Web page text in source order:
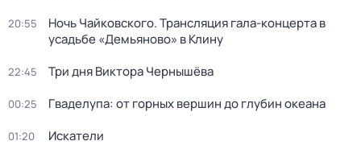
20:55
Ночь Чайковского. Трансляция гала-концерта в
усадьбе «Демьяново» в Клину
22:45 Три дня Виктора Чернышёва
00:25 Гваделупа: от горных вершин до глубин океана
01:20 Искатели